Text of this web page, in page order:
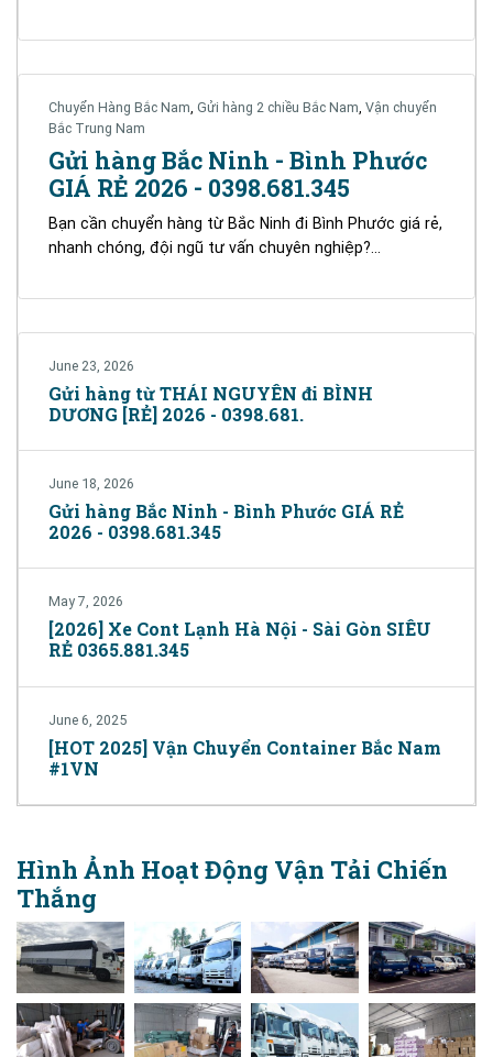
Chuyển Hàng Bắc Nam Gửi hàng 2 chiều Bắc Nam Vận chuyển
Bắc Trung Nam
Gửi hàng Bắc Ninh - Bình Phước
GIÁ RẺ 2026 - 0398.681.345
Bạn cần chuyển hàng từ Bắc Ninh đi Bình Phước giá rẻ,
nhanh chóng, đội ngũ tư vấn chuyên nghiệp?…
June 23, 2026
Gửi hàng từ THÁI NGUYÊN đi BÌNH
DƯƠNG [RẺ] 2026 - 0398.681.
June 18, 2026
Gửi hàng Bắc Ninh - Bình Phước GIÁ RẺ
2026 - 0398.681.345
May 7, 2026
[2026] Xe Cont Lạnh Hà Nội - Sài Gòn SIÊU
RẺ 0365.881.345
June 6, 2025
[HOT 2025] Vận Chuyển Container Bắc Nam
#1VN
Hình Ảnh Hoạt Động Vận Tải Chiến
Thắng